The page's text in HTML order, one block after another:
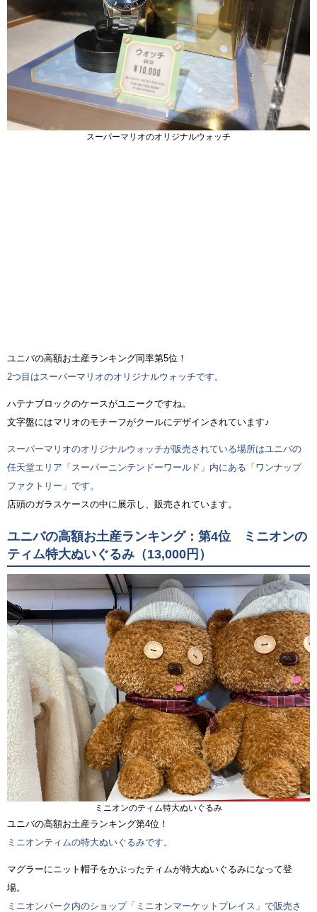
スーパーマリオのオリジナルウォッチ
ユニバの高額お土産ランキング同率第5位！
2つ目はスーパーマリオのオリジナルウォッチです。
ハテナブロックのケースがユニークですね。
文字盤にはマリオのモチーフがクールにデザインされています♪
スーパーマリオのオリジナルウォッチが販売されている場所はユニバの
任天堂エリア「スーパーニンテンドーワールド」内にある「ワンナップ
ファクトリー」です。
店頭のガラスケースの中に展示し、販売されています。
ユニバの高額お土産ランキング：第4位 ミニオンの
ティム特大ぬいぐるみ（13,000円）
ミニオンのティム特大ぬいぐるみ
ユニバの高額お土産ランキング第4位！
ミニオンティムの特大ぬいぐるみです。
マグラーにニット帽子をかぶったティムが特大ぬいぐるみになって登
場。
ミニオンパーク内のショップ「ミニオンマーケットプレイス」で販売さ